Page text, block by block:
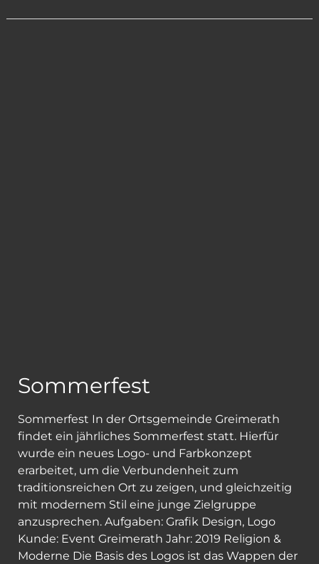
Sommerfest
Sommerfest In der Ortsgemeinde Greimerath
findet ein jährliches Sommerfest statt. Hierfür
wurde ein neues Logo- und Farbkonzept
erarbeitet, um die Verbundenheit zum
traditionsreichen Ort zu zeigen, und gleichzeitig
mit modernem Stil eine junge Zielgruppe
anzusprechen. Aufgaben: Grafik Design, Logo
Kunde: Event Greimerath Jahr: 2019 Religion &
Moderne Die Basis des Logos ist das Wappen der